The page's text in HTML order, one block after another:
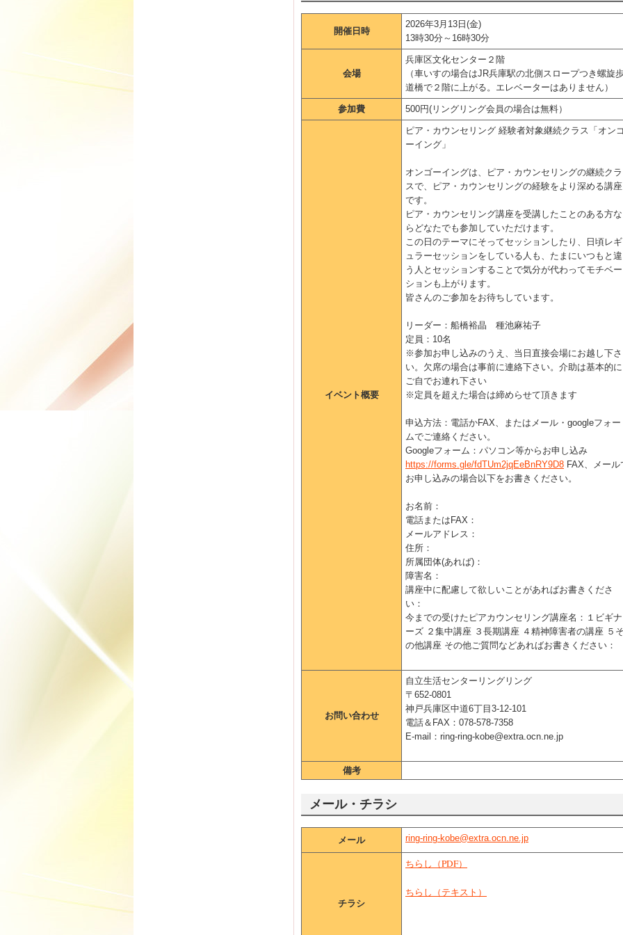
開催日時
2026年3月13日(金)
13時30分～16時30分
会場
兵庫区文化センター２階
（車いすの場合はJR兵庫駅の北側スロープつき螺旋
道橋で２階に上がる。エレベーターはありません）
参加費 500円(リングリング会員の場合は無料）
イベント概要
ピア・カウンセリング 経験者対象継続クラス「オン
ーイング」
オンゴーイングは、ピア・カウンセリングの継続クラ
スで、ピア・カウンセリングの経験をより深める講座
です。
ピア・カウンセリング講座を受講したことのある方な
らどなたでも参加していただけます。
この日のテーマにそってセッションしたり、日頃レギ
ュラーセッションをしている人も、たまにいつもと違
う人とセッションすることで気分が代わってモチベー
ションも上がります。
皆さんのご参加をお待ちしています。
リーダー：船橋裕晶 種池麻祐子
定員：10名
※参加お申し込みのうえ、当日直接会場にお越し下さ
い。欠席の場合は事前に連絡下さい。介助は基本的に
ご自でお連れ下さい
※定員を超えた場合は締めらせて頂きます
申込方法：電話かFAX、またはメール・googleフォー
ムでご連絡ください。
Googleフォーム：パソコン等からお申し込み
https://forms.gle/fdTUm2jqEeBnRY9D8 FAX、メール
お申し込みの場合以下をお書きください。
お名前：
電話またはFAX：
メールアドレス：
住所：
所属団体(あれば)：
障害名：
講座中に配慮して欲しいことがあればお書きくださ
い：
今までの受けたピアカウンセリング講座名：１ビギナ
ーズ ２集中講座 ３長期講座 ４精神障害者の講座 ５
の他講座 その他ご質問などあればお書きください：
お問い合わせ
自立生活センターリングリング
〒652-0801
神戸兵庫区中道6丁目3-12-101
電話＆FAX：078-578-7358
E-mail：ring-ring-kobe@extra.ocn.ne.jp
備考
メール・チラシ
メール ring-ring-kobe@extra.ocn.ne.jp
チラシ
ちらし（PDF）
ちらし（テキスト）